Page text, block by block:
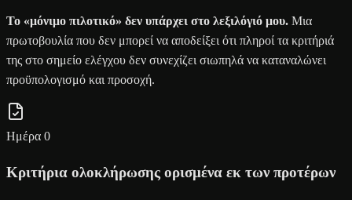
Το «μόνιμο πιλοτικό» δεν υπάρχει στο λεξιλόγιό μου. Μια
πρωτοβουλία που δεν μπορεί να αποδείξει ότι πληροί τα κριτήριά
της στο σημείο ελέγχου δεν συνεχίζει σιωπηλά να καταναλώνει
προϋπολογισμό και προσοχή.
Ημέρα 0
Κριτήρια ολοκλήρωσης ορισμένα εκ των προτέρων